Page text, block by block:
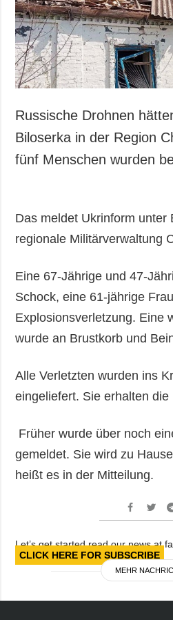
Gesellschaft und
Kultur
Sport
Kriminalität
Notstand und
ZUSÄTZLICH
Veröffentlichungen
Video
Russische Drohnen
Biloserka in der Region
fünf Menschen wurden
Das meldet Ukrinform unter
regionale Militärverwaltung
Eine 67-Jährige und 47-
Schock, eine 61-jährige
Explosionsverletzung. Eine
wurde an Brustkorb und
Alle Verletzten wurden ins
eingeliefert. Sie erhalten
Früher wurde über noch
gemeldet. Sie wird zu
heißt es in der Mitteilung.
Let’s get started read our news at
CLICK HERE FOR SUBSCRIBE
MEHR